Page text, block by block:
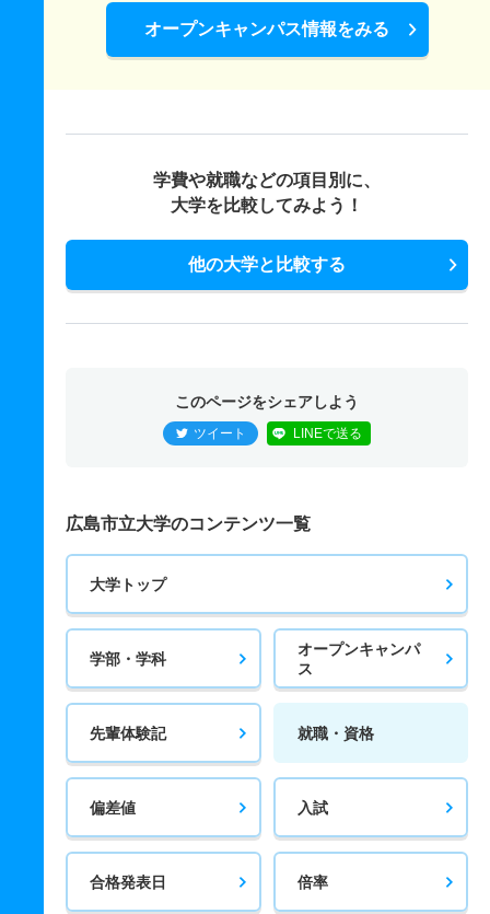
オープンキャンパス情報をみる
学費や就職などの項目別に、
大学を比較してみよう！
他の大学と比較する
このページをシェアしよう
ツイート LINEで送る
広島市立大学のコンテンツ一覧
大学トップ
学部・学科
オープンキャンパ
ス
先輩体験記 就職・資格
偏差値 入試
合格発表日 倍率